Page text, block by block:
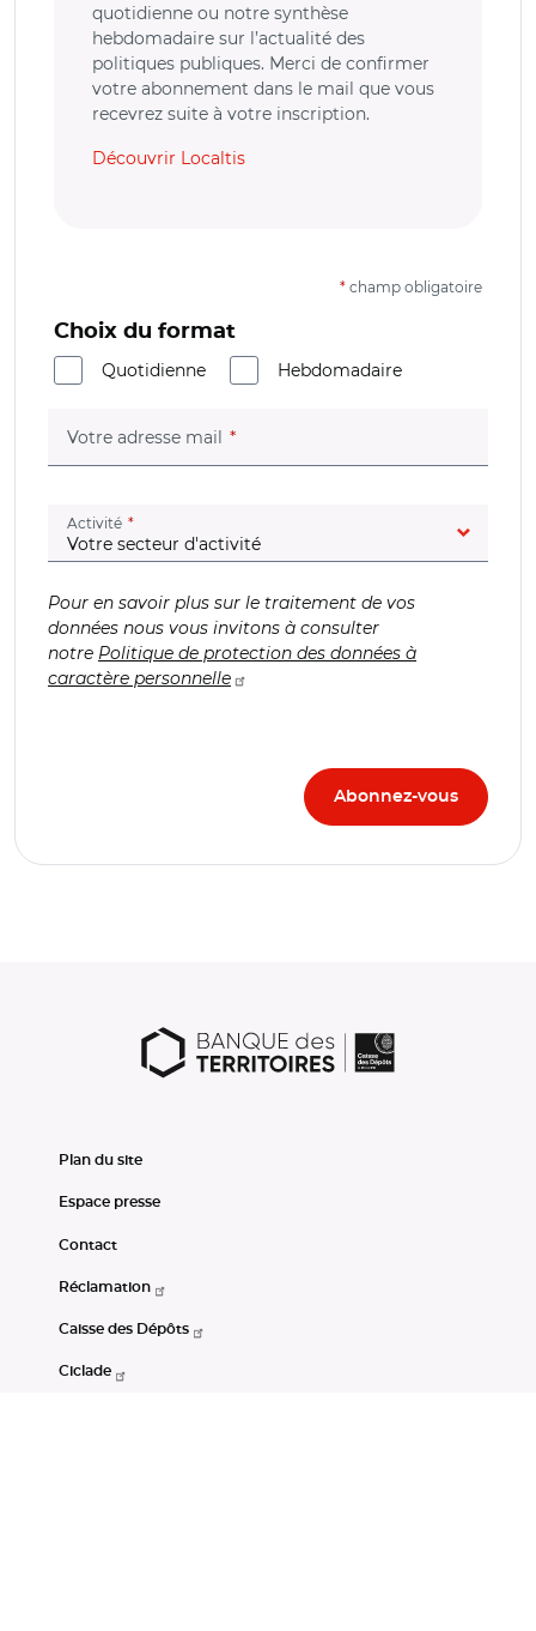
quotidienne ou notre synthèse
hebdomadaire sur l’actualité des
politiques publiques. Merci de confirmer
votre abonnement dans le mail que vous
recevrez suite à votre inscription.
Découvrir Localtis
* champ obligatoire
Choix du format
Quotidienne
Hebdomadaire
Votre adresse mail (champ obligatoire)
Activité (champ obligatoire)
Pour en savoir plus sur le traitement de vos
données nous vous invitons à consulter
notre Politique de protection des données à
caractère personnelle
Plan du site
Espace presse
Contact
Réclamation
Caisse des Dépôts
Ciclade